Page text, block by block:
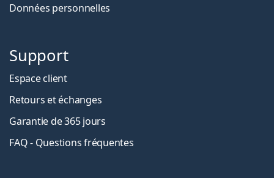
Données personnelles
Support
Espace client
Retours et échanges
Garantie de 365 jours
FAQ - Questions fréquentes